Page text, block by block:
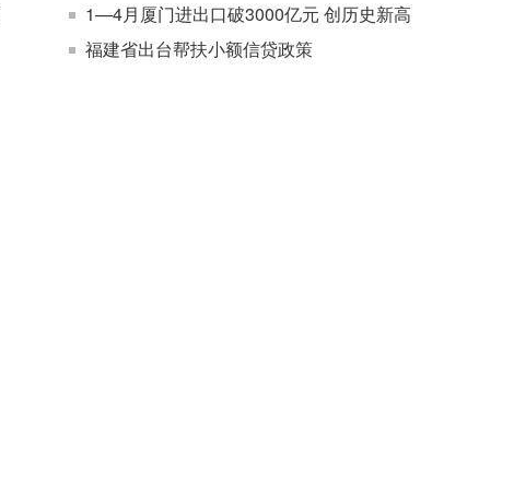
1—4月厦门进出口破3000亿元 创历史新高
福建省出台帮扶小额信贷政策